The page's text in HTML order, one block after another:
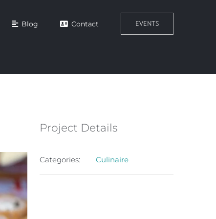
Blog Contact EVENTS
Project Details
Categories: Culinaire